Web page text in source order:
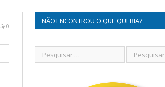
0
NÃO ENCONTROU O QUE QUERIA?